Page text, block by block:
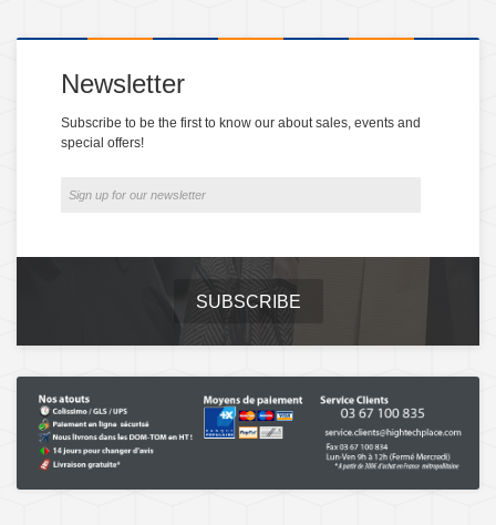
Newsletter
Subscribe to be the first to know our about sales, events and
special offers!
SUBSCRIBE